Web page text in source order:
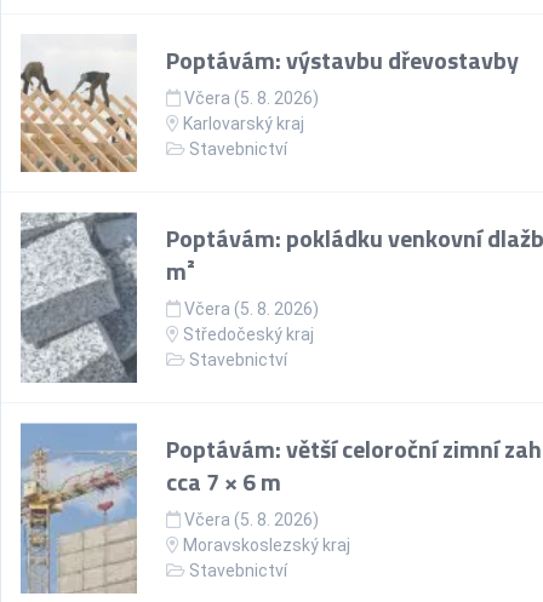
Poptávám: výstavbu dřevostavby
Včera (5. 8. 2026)
Karlovarský kraj
Stavebnictví
Poptávám: pokládku venkovní
m²
Včera (5. 8. 2026)
Středočeský kraj
Stavebnictví
Poptávám: větší celoroční zimní
cca 7 × 6 m
Včera (5. 8. 2026)
Moravskoslezský kraj
Stavebnictví